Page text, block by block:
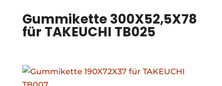
Gummikette 300X52,5X78
für TAKEUCHI TB025